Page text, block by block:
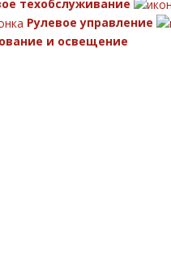
техобслуживание
Рулевое управление
и освещение